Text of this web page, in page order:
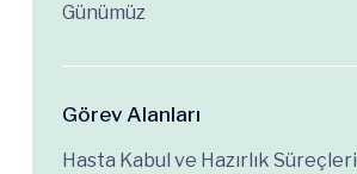
Günümüz
Görev Alanları
Hasta Kabul ve Hazırlık Süreçleri